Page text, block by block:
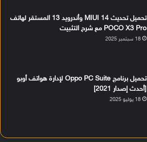
تحميل تحديث MIUI 14 وأندرويد 13 المستقر لهاتف
POCO X3 Pro مع شرح التثبيت
18 سبتمبر 2025
تحميل برنامج Oppo PC Suite لإدارة هواتف أوبو
[أحدث إصدار 2021]
18 يوليو 2025